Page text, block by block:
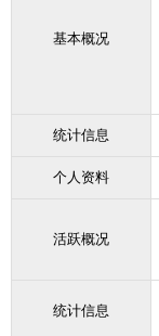
基本概况
统计信息
个人资料
活跃概况
统计信息